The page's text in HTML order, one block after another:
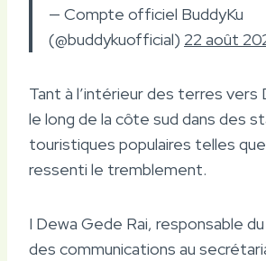
— Compte officiel BuddyKu
(@buddykuofficial) 22 août
Tant à l’intérieur des terres vers
le long de la côte sud dans des
touristiques populaires telles
ressenti le tremblement.
I Dewa Gede Rai, responsable
des communications au